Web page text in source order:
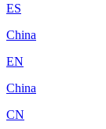
ES
China
EN
China
CN